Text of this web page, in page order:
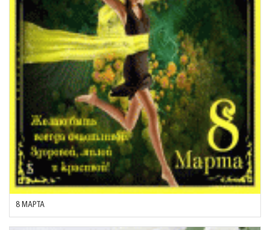
8 МАРТА